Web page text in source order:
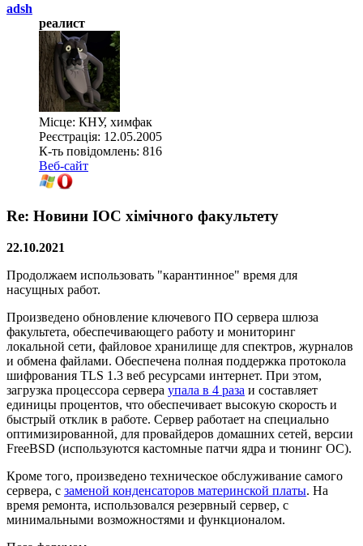
adsh
реалист
Місце: КНУ, химфак
Реєстрація: 12.05.2005
К-ть повідомлень: 816
Веб-сайт
Re: Новини ІОС хімічного факультету
22.10.2021
Продолжаем использовать "карантинное" время для
насущных работ.
Произведено обновление ключевого ПО сервера шлюза
факультета, обеспечивающего работу и мониторинг
локальной сети, файловое хранилище для спектров, журналов
и обмена файлами. Обеспечена полная поддержка протокола
шифрования TLS 1.3 веб ресурсами интернет. При этом,
загрузка процессора сервера упала в 4 раза и составляет
единицы процентов, что обеспечивает высокую скорость и
быстрый отклик в работе. Сервер работает на специально
оптимизированной, для провайдеров домашних сетей, версии
FreeBSD (используются кастомные патчи ядра и тюнинг ОС).
Кроме того, произведено техническое обслуживание самого
сервера, с заменой конденсаторов материнской платы. На
время ремонта, использовался резервный сервер, c
минимальными возможностями и функционалом.